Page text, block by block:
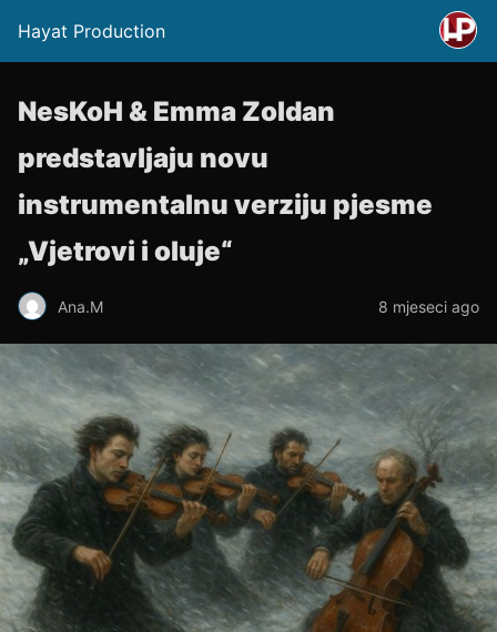
Hayat Production
NesKoH & Emma Zoldan
predstavljaju novu
instrumentalnu verziju pjesme
„Vjetrovi i oluje“
Ana.M 8 mjeseci ago